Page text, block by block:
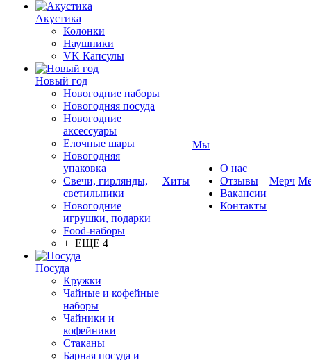
Акустика
Колонки
Наушники
VK Капсулы
Новый год
Новогодние наборы
Новогодняя посуда
Новогодние
аксессуары
Елочные шары
Новогодняя
упаковка
Свечи, гирлянды,
светильники
Новогодние
игрушки, подарки
Food-наборы
+ ЕЩЕ 4
Посуда
Кружки
Чайные и кофейные
наборы
Чайники и
кофейники
Стаканы
Барная посуда и
Хиты
Мы
О нас
Отзывы
Вакансии
Контакты
Мерч